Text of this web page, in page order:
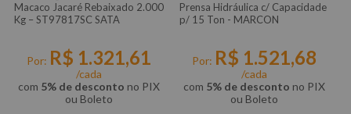
Macaco Jacaré Rebaixado 2.000
Kg – ST97817SC SATA
Por: R$ 1.321,61
/cada
com 5% de desconto no PIX
ou Boleto
Prensa Hidráulica c/ Capacidade
p/ 15 Ton - MARCON
Por: R$ 1.521,68
/cada
com 5% de desconto no PIX
ou Boleto